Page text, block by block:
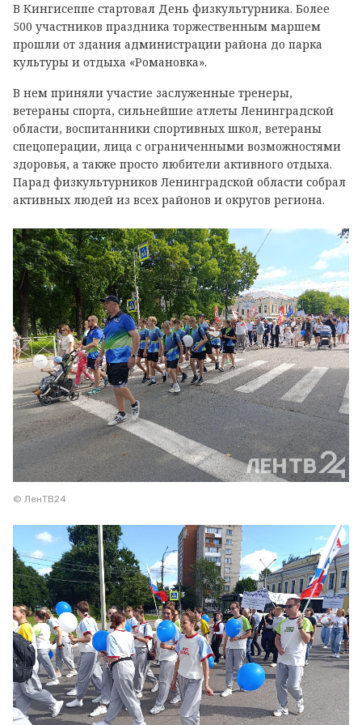
В Кингисеппе стартовал День физкультурника. Более
500 участников праздника торжественным маршем
прошли от здания администрации района до парка
культуры и отдыха «Романовка».
В нем приняли участие заслуженные тренеры,
ветераны спорта, сильнейшие атлеты Ленинградской
области, воспитанники спортивных школ, ветераны
спецоперации, лица с ограниченными возможностями
здоровья, а также просто любители активного отдыха.
Парад физкультурников Ленинградской области собрал
активных людей из всех районов и округов региона.
© ЛенТВ24